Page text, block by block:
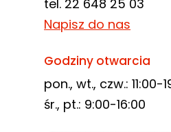
tel. 22 648 25 03
Napisz do nas
Godziny otwarcia
pon., wt., czw.: 11:00-
śr., pt.: 9:00-16:00